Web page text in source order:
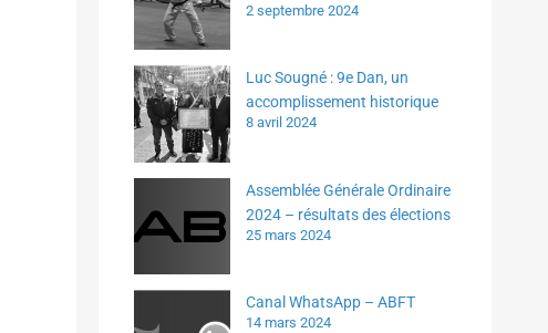
2 septembre 2024
Luc Sougné : 9e Dan, un
accomplissement historique
8 avril 2024
Assemblée Générale Ordinaire
2024 – résultats des élections
25 mars 2024
Canal WhatsApp – ABFT
14 mars 2024